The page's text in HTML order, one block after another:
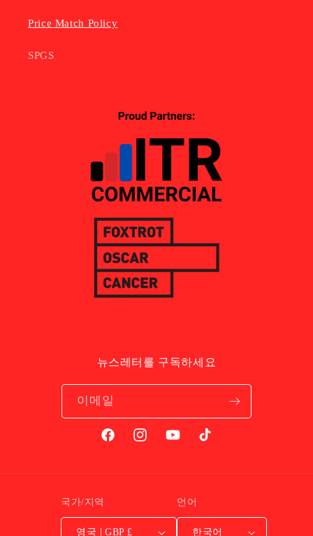
Price Match Policy
SPGS
뉴스레터를 구독하세요
이메일
FacebookInstagramYouTubeTikTok
국가/지역
영국 | GBP £
언어
한국어